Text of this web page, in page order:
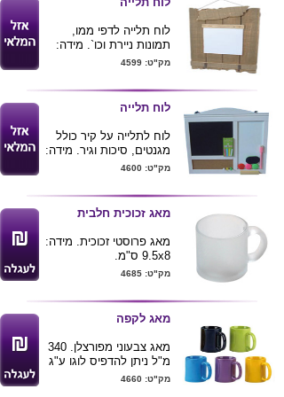
.ירוק
לוח תלייה לדפי ממו,
תמונות ניירת וכו`. מידה:
20x30 ס"מ
מק"ט: 4599
לוח תלייה
לוח לתלייה על קיר כולל
מגנטים, סיכות וגיר. מידה:
34x29 ס"מ
מק"ט: 4600
מאג זכוכית חלבית
מאג פרוסטי זכוכית. מידה:
9.5x8 ס"מ.
המאג קיים גם בדגם
פורצלן צבעוני.
מק"ט: 4685
מאג לקפה
מאג צבעוני מפורצלן. 340
מ"ל ניתן להדפיס לוגו ע"ג
המוצר
מק"ט: 4660